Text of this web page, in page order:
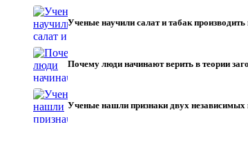
Ученые научили салат и табак
Почему люди начинают верить в теории
Ученые нашли признаки двух независимых